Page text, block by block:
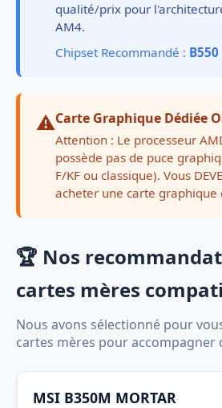
qualité/prix pour
AM4.
Chipset Recommandé : B550
⚠️Carte Graphique Dédiée
Attention : Le processeur
possède pas de puce
F/KF ou classique). Vous
acheter une carte graphique
🏆 Nos
cartes mères
Nous avons sélectionné pour
cartes mères pour accompagner
MSI B350M MORTAR